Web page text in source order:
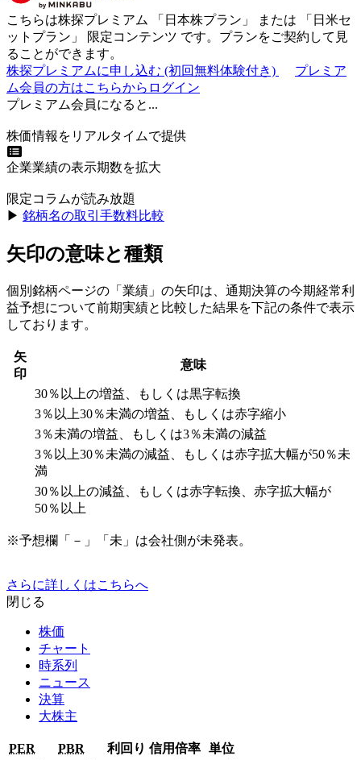
こちらは株探プレミアム 「 日本株プラン 」 または 「 日米セ
ットプラン 」 限定コンテンツ です。プランをご契約して見
ることができます。
株探プレミアムに申し込む (初回無料体験付き)
プレミア
ム会員の方はこちらからログイン
プレミアム会員になると...
株価情報をリアルタイムで提供
企業業績の表示期数を拡大
限定コラムが読み放題
▶︎ 銘柄名の取引手数料比較
矢印の意味と種類
個別銘柄ページの「業績」の矢印は、通期決算の今期経常利
益予想について前期実績と比較した結果を下記の条件で表示
しております。
矢
印
意味
30％以上の増益、もしくは黒字転換
3％以上30％未満の増益、もしくは赤字縮小
3％未満の増益、もしくは3％未満の減益
3％以上30％未満の減益、もしくは赤字拡大幅が50％未
満
30％以上の減益、もしくは赤字転換、赤字拡大幅が
50％以上
※予想欄「－」「未」は会社側が未発表。
さらに詳しくはこちらへ
閉じる
株価
チャート
時系列
ニュース
決算
大株主
PER PBR 利回り 信用倍率 単位